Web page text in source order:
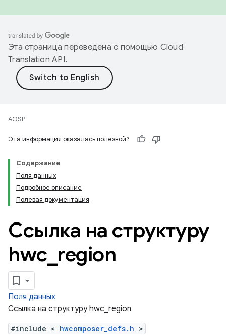
Эта страница переведена с помощью Cloud
Translation API.
AOSP
Эта информация оказалась полезной?
Содержание
Поля данных
Подробное описание
Полевая документация
Ссылка на структуру
hwc region
Поля данных
Ссылка на структуру hwc_region
#include < hwcomposer_defs.h >